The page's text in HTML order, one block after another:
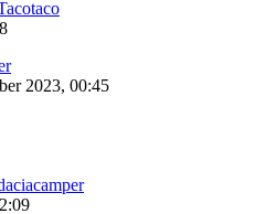
2023, 00:45